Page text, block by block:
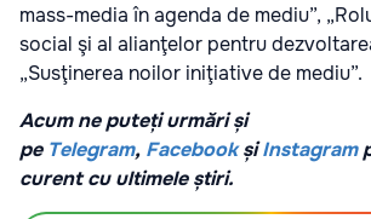
mass-media în agenda de mediu”,
social şi al alianţelor pentru
„Susţinerea noilor iniţiative de mediu”.
Acum ne puteți urmări și
pe Telegram, FacebookșiInstagram
curent cu ultimele știri.